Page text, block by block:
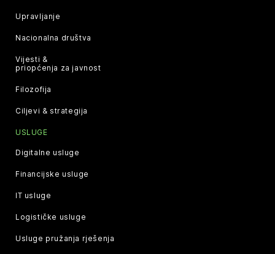
Upravljanje
Nacionalna društva
Vijesti &
priopćenja za javnost
Filozofija
Ciljevi & strategija
USLUGE
Digitalne usluge
Financijske usluge
IT usluge
Logističke usluge
Usluge pružanja rješenja